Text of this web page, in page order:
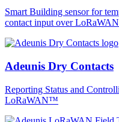
Smart Building sensor for
contact input over
Adeunis Dry Contacts
Reporting Status and
LoRaWAN™